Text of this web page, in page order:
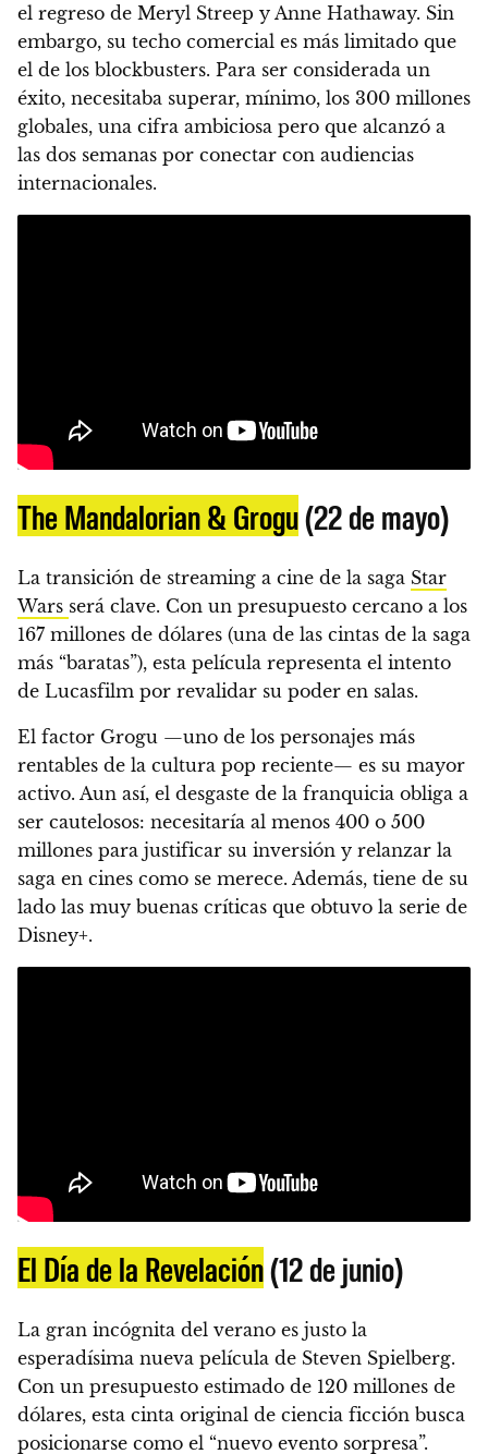
el regreso de Meryl Streep y Anne Hathaway. Sin
embargo, su techo comercial es más limitado que
el de los blockbusters. Para ser considerada un
éxito, necesitaba superar, mínimo, los 300 millones
globales, una cifra ambiciosa pero que alcanzó a
las dos semanas por conectar con audiencias
internacionales.
The Mandalorian & Grogu(22 de mayo)
La transición de streaming a cine de la saga Star
Wars será clave. Con un presupuesto cercano a los
167 millones de dólares (una de las cintas de la saga
más “baratas”), esta película representa el intento
de Lucasfilm por revalidar su poder en salas.
El factor Grogu —uno de los personajes más
rentables de la cultura pop reciente— es su mayor
activo. Aun así, el desgaste de la franquicia obliga a
ser cautelosos: necesitaría al menos 400 o 500
millones para justificar su inversión y relanzar la
saga en cines como se merece. Además, tiene de su
lado las muy buenas críticas que obtuvo la serie de
Disney+.
El Día de la Revelación(12 de junio)
La gran incógnita del verano es justo la
esperadísima nueva película de Steven Spielberg.
Con un presupuesto estimado de 120 millones de
dólares, esta cinta original de ciencia ficción busca
posicionarse como el “nuevo evento sorpresa”.